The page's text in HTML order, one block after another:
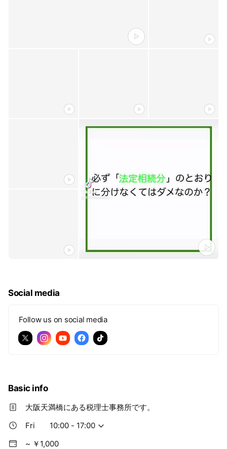
Social media
Follow us on social media
Basic info
大阪天満橋にある税理士事務所です。
Fri
10:00 - 17:00
~ ￥1,000